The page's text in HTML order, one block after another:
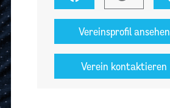
Vereinsprofil ansehen
Verein kontaktieren